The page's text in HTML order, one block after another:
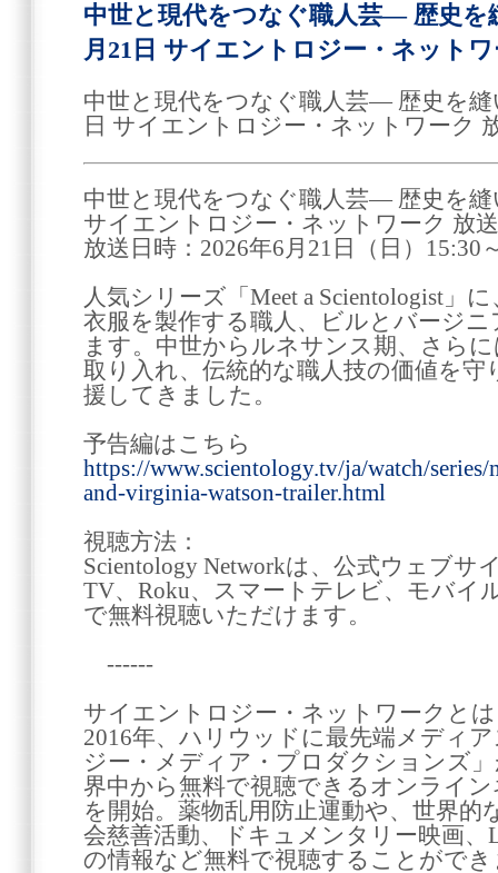
中世と現代をつなぐ職人芸― 歴史
月21日 サイエントロジー・ネット
中世と現代をつなぐ職人芸― 歴史を
日 サイエントロジー・ネットワーク
中世と現代をつなぐ職人芸― 歴史を
サイエントロジー・ネットワーク 放送
放送日時：2026年6月21日（日）15:30
人気シリーズ「Meet a Scientologist」
衣服を製作する職人、ビルとバージ
ます。中世からルネサンス期、さら
取り入れ、伝統的な職人技の価値を
援してきました。
予告編はこちら
https://www.scientology.tv/ja/watch/
and-virginia-watson-trailer.html
視聴方法：
Scientology Networkは、公式ウェブサ
TV、Roku、スマートテレビ、モバイ
で無料視聴いただけます。
------
サイエントロジー・ネットワークとは
2016年、ハリウッドに最先端メディ
ジー・メディア・プロダクションズ
界中から無料で視聴できるオンライ
を開始。薬物乱用防止運動や、世界的
会慈善活動、ドキュメンタリー映画
の情報など無料で視聴することがで